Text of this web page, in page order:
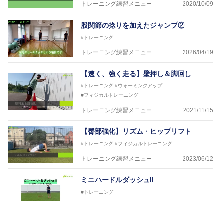
トレーニング練習メニュー 2020/10/09
股関節の捻りを加えたジャンプ②
#トレーニング
トレーニング練習メニュー 2026/04/19
【速く、強く走る】壁押し＆脚回し
#トレーニング #ウォーミングアップ
#フィジカルトレーニング
トレーニング練習メニュー 2021/11/15
【臀部強化】リズム・ヒップリフト
#トレーニング #フィジカルトレーニング
トレーニング練習メニュー 2023/06/12
ミニハードルダッシュII
#トレーニング